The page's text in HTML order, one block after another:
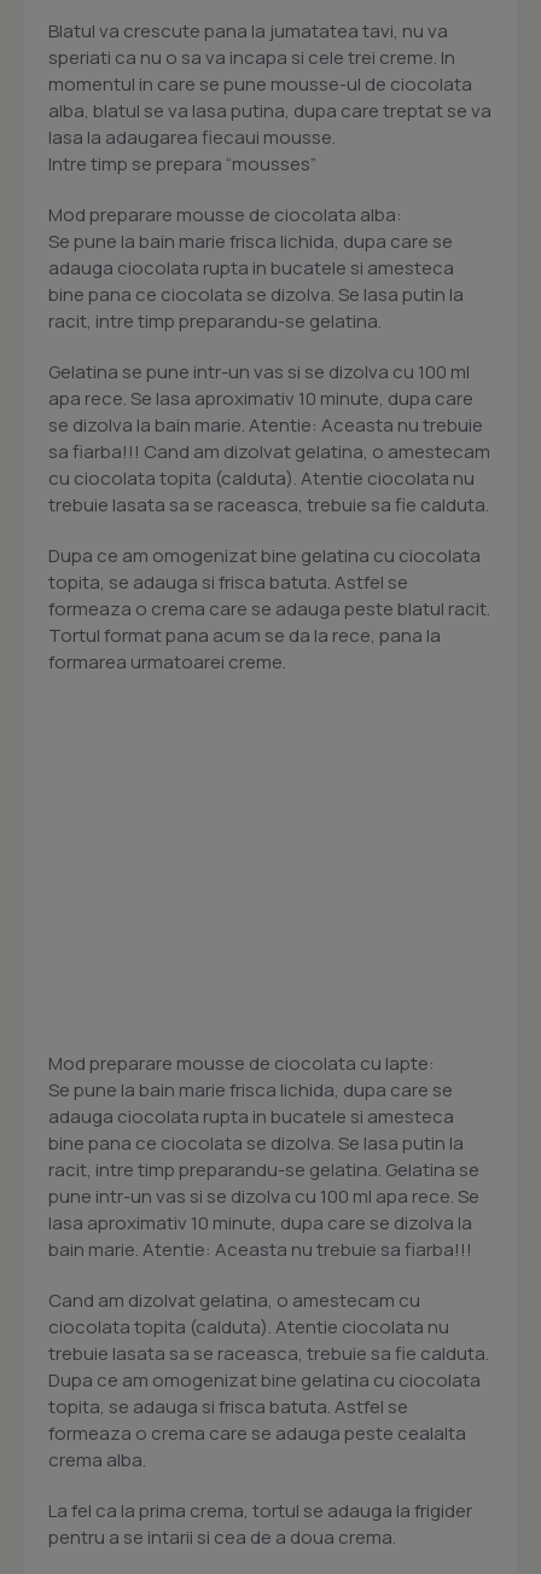
Blatul va crescute pana la jumatatea tavi, nu va
speriati ca nu o sa va incapa si cele trei creme. In
momentul in care se pune mousse-ul de ciocolata
alba, blatul se va lasa putina, dupa care treptat se va
lasa la adaugarea fiecaui mousse.
Intre timp se prepara “mousses”
Mod preparare mousse de ciocolata alba:
Se pune la bain marie frisca lichida, dupa care se
adauga ciocolata rupta in bucatele si amesteca
bine pana ce ciocolata se dizolva. Se lasa putin la
racit, intre timp preparandu-se gelatina.
Gelatina se pune intr-un vas si se dizolva cu 100 ml
apa rece. Se lasa aproximativ 10 minute, dupa care
se dizolva la bain marie. Atentie: Aceasta nu trebuie
sa fiarba!!! Cand am dizolvat gelatina, o amestecam
cu ciocolata topita (calduta). Atentie ciocolata nu
trebuie lasata sa se raceasca, trebuie sa fie calduta.
Dupa ce am omogenizat bine gelatina cu ciocolata
topita, se adauga si frisca batuta. Astfel se
formeaza o crema care se adauga peste blatul racit.
Tortul format pana acum se da la rece, pana la
formarea urmatoarei creme.
Mod preparare mousse de ciocolata cu lapte:
Se pune la bain marie frisca lichida, dupa care se
adauga ciocolata rupta in bucatele si amesteca
bine pana ce ciocolata se dizolva. Se lasa putin la
racit, intre timp preparandu-se gelatina. Gelatina se
pune intr-un vas si se dizolva cu 100 ml apa rece. Se
lasa aproximativ 10 minute, dupa care se dizolva la
bain marie. Atentie: Aceasta nu trebuie sa fiarba!!!
Cand am dizolvat gelatina, o amestecam cu
ciocolata topita (calduta). Atentie ciocolata nu
trebuie lasata sa se raceasca, trebuie sa fie calduta.
Dupa ce am omogenizat bine gelatina cu ciocolata
topita, se adauga si frisca batuta. Astfel se
formeaza o crema care se adauga peste cealalta
crema alba.
La fel ca la prima crema, tortul se adauga la frigider
pentru a se intarii si cea de a doua crema.